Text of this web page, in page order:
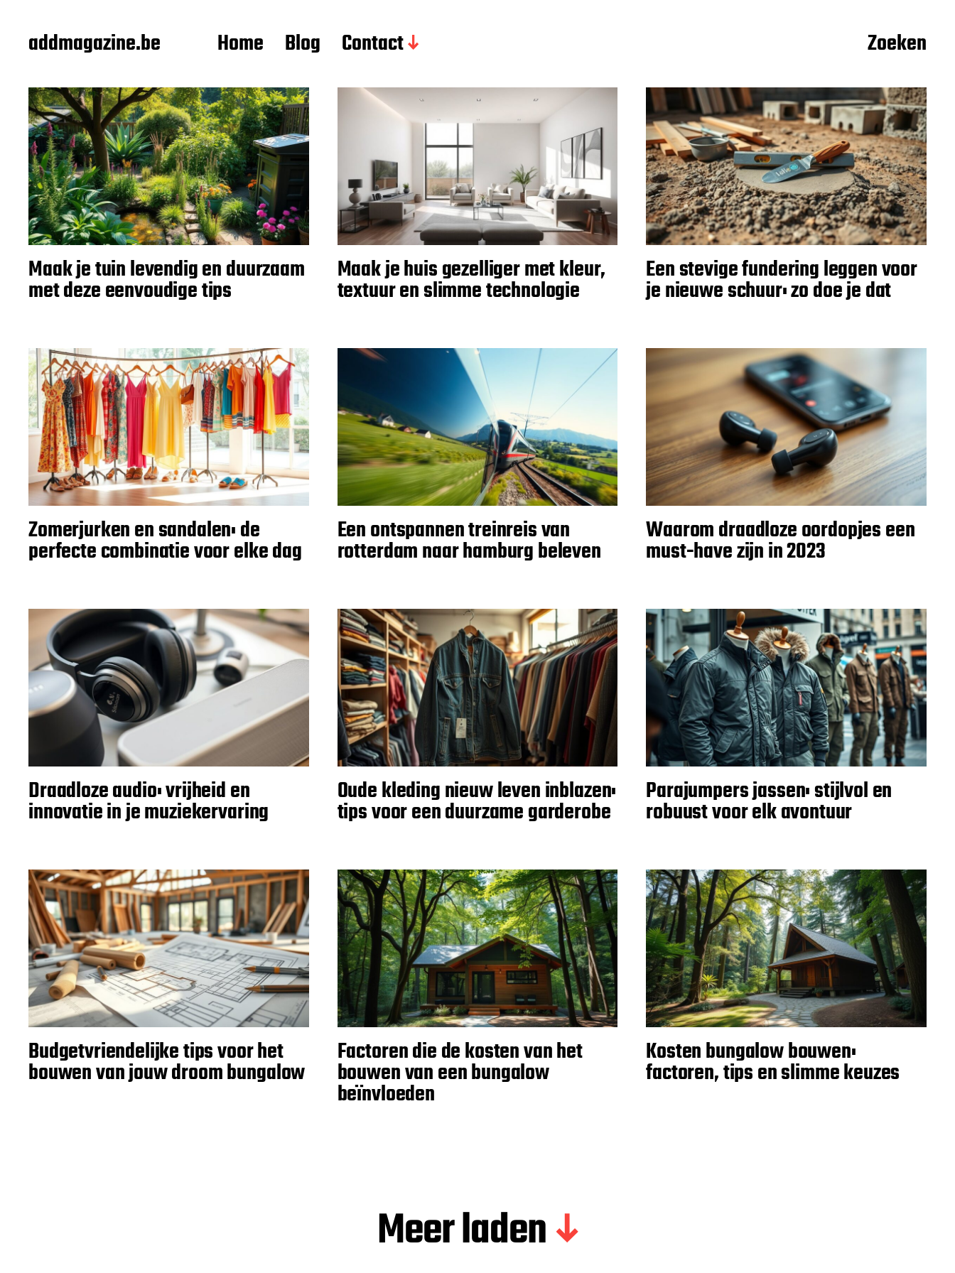
addmagazine.be Home Blog Contact Zoeken
Maak je tuin levendig en duurzaam
met deze eenvoudige tips
Maak je huis gezelliger met kleur,
textuur en slimme technologie
Een stevige fundering leggen voor
je nieuwe schuur: zo doe je dat
Zomerjurken en sandalen: de
perfecte combinatie voor elke dag
Een ontspannen treinreis van
rotterdam naar hamburg beleven
Waarom draadloze oordopjes een
must-have zijn in 2023
Draadloze audio: vrijheid en
innovatie in je muziekervaring
Oude kleding nieuw leven inblazen:
tips voor een duurzame garderobe
Parajumpers jassen: stijlvol en
robuust voor elk avontuur
Budgetvriendelijke tips voor het
bouwen van jouw droom bungalow
Factoren die de kosten van het
bouwen van een bungalow
beïnvloeden
Kosten bungalow bouwen:
factoren, tips en slimme keuzes
Meer laden